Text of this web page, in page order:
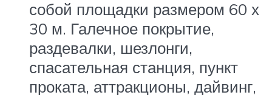
собой площадки размером 60 х
30 м. Галечное покрытие,
раздевалки, шезлонги,
спасательная станция, пункт
проката, аттракционы, дайвинг,